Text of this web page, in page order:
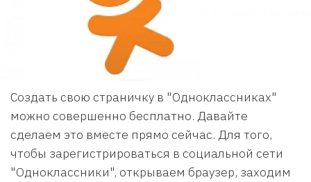
Создать свою страничку в "Одноклассниках"
можно совершенно бесплатно. Давайте
сделаем это вместе прямо сейчас. Для того,
чтобы зарегистрироваться в социальной сети
"Одноклассники", открываем браузер, заходим